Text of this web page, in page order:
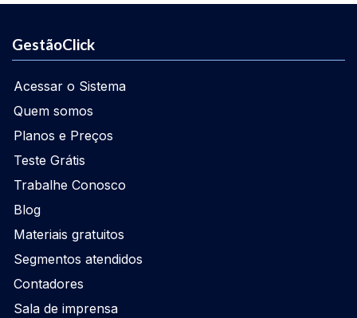
GestãoClick
Acessar o Sistema
Quem somos
Planos e Preços
Teste Grátis
Trabalhe Conosco
Blog
Materiais gratuitos
Segmentos atendidos
Contadores
Sala de imprensa